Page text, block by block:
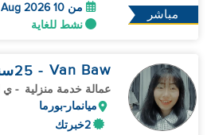
مباشر
من 10 Aug 2026 | دوام كامل
نشط للغاية
Van Baw
- 25
عمالة خدمة منزلية - ي
ميانمار-بورما
2خبرتك